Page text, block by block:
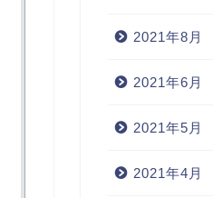
2021年8月
2021年6月
2021年5月
2021年4月